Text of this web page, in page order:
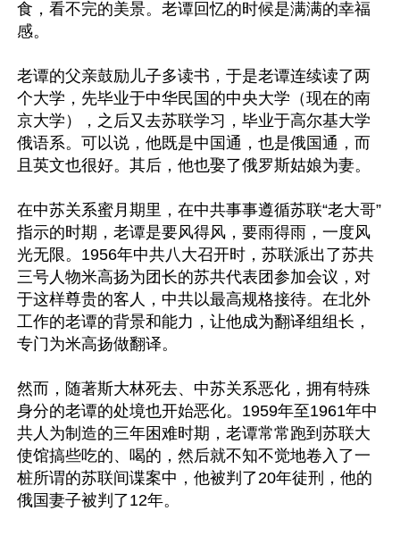
食，看不完的美景。老谭回忆的时候是满满的幸福
感。
老谭的父亲鼓励儿子多读书，于是老谭连续读了两
个大学，先毕业于中华民国的中央大学（现在的南
京大学），之后又去苏联学习，毕业于高尔基大学
俄语系。可以说，他既是中国通，也是俄国通，而
且英文也很好。其后，他也娶了俄罗斯姑娘为妻。
在中苏关系蜜月期里，在中共事事遵循苏联“老大哥”
指示的时期，老谭是要风得风，要雨得雨，一度风
光无限。1956年中共八大召开时，苏联派出了苏共
三号人物米高扬为团长的苏共代表团参加会议，对
于这样尊贵的客人，中共以最高规格接待。在北外
工作的老谭的背景和能力，让他成为翻译组组长，
专门为米高扬做翻译。
然而，随著斯大林死去、中苏关系恶化，拥有特殊
身分的老谭的处境也开始恶化。1959年至1961年中
共人为制造的三年困难时期，老谭常常跑到苏联大
使馆搞些吃的、喝的，然后就不知不觉地卷入了一
桩所谓的苏联间谍案中，他被判了20年徒刑，他的
俄国妻子被判了12年。